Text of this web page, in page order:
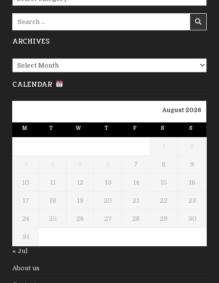
ARCHIVES
Archives
CALENDAR
August 2026
M T W T F S S
1 2
3 4 5 6 7 8 9
10 11 12 13 14 15 16
17 18 19 20 21 22 23
24 25 26 27 28 29 30
31
« Jul
About us